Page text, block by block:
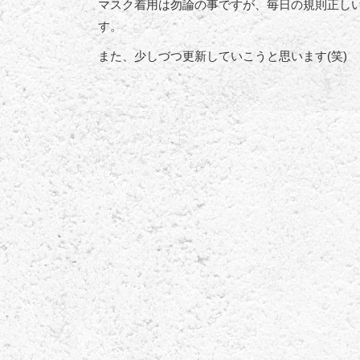
マスク着用は勿論の事ですが、毎日の規則正し
す。
また、少しづつ更新していこうと思います(笑)